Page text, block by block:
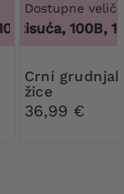
52/54, 56/58,
100DD, 100F,
Dostupne
tisuća, 100B,
Crni grudnjak bez
žice
36,99 €